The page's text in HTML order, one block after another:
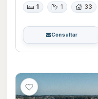
1 1 33
Consultar